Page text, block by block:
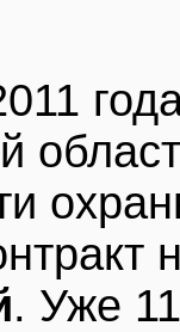
. Уже